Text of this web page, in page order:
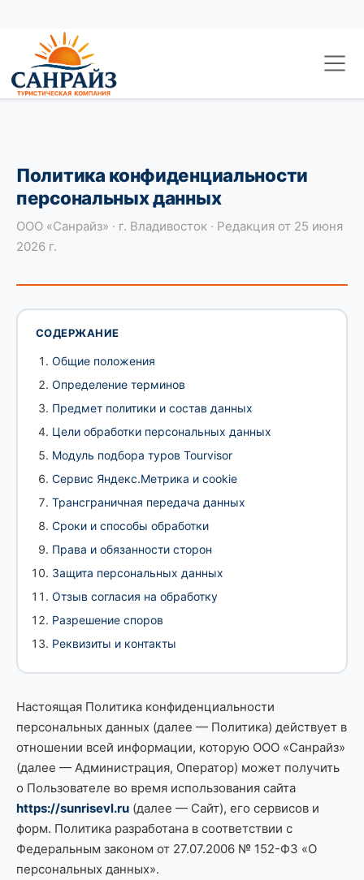
Перейти к основному содержанию
Политика конфиденциальности
персональных данных
ООО «Санрайз» · г. Владивосток · Редакция от 25 июня
2026 г.
СОДЕРЖАНИЕ
Общие положения
Определение терминов
Предмет политики и состав данных
Цели обработки персональных данных
Модуль подбора туров Tourvisor
Сервис Яндекс.Метрика и cookie
Трансграничная передача данных
Сроки и способы обработки
Права и обязанности сторон
Защита персональных данных
Отзыв согласия на обработку
Разрешение споров
Реквизиты и контакты
Настоящая Политика конфиденциальности
персональных данных (далее — Политика) действует в
отношении всей информации, которую ООО «Санрайз»
(далее — Администрация, Оператор) может получить
о Пользователе во время использования сайта
https://sunrisevl.ru (далее — Сайт), его сервисов и
форм. Политика разработана в соответствии с
Федеральным законом от 27.07.2006 № 152-ФЗ «О
персональных данных».